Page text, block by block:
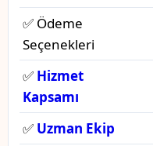
✅ Ödeme
Seçenekleri
✅ Hizmet
Kapsamı
✅ Uzman Ekip